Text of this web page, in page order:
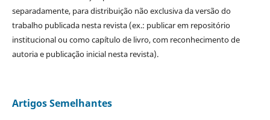
separadamente, para distribuição não exclusiva da versão do
trabalho publicada nesta revista (ex.: publicar em repositório
institucional ou como capítulo de livro, com reconhecimento de
autoria e publicação inicial nesta revista).
Artigos Semelhantes